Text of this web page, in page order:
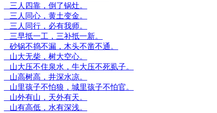
三人四靠，倒了锅灶。
三人同心，黄土变金。
三人同行，必有我师。
三早抵一工，三补抵一新。
砂锅不捣不漏，木头不凿不通。
山大无柴，树大空心。
山大压不住泉水，牛大压不死虱子。
山高树高，井深水凉。
山里孩子不怕狼，城里孩子不怕官。
山外有山，天外有天。
山有高低，水有深浅。